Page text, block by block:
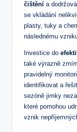
čištění a
se vkládání
plasty, tuky a
následnému
Investice do
také výrazně
pravidelný
identifikovat a
sezóně jimky
které pomohou
vznik